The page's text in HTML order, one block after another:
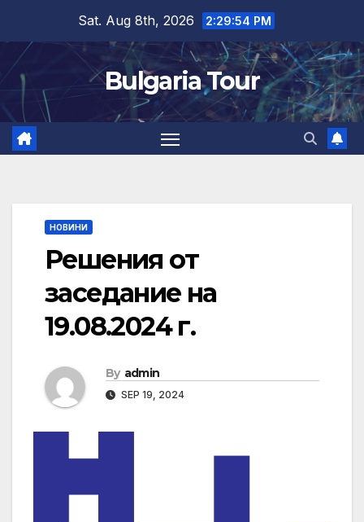
content
Sat. Aug 8th, 2026 2:29:54 PM
Bulgaria Tour
НОВИНИ
Решения от
заседание на
19.08.2024 г.
By admin
SEP 19, 2024